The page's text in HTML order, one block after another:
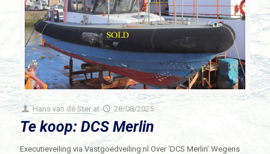
Hans van de Ster at 28/08/2025
Te koop: DCS Merlin
Executieveiling via Vastgoedveiling.nl Over ‘DCS Merlin’ Wegens